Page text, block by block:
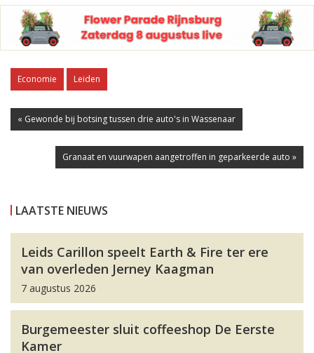
Economie Leiden
« Gewonde bij botsing tussen drie auto's in Wassenaar
Granaat en vuurwapen aangetroffen in geparkeerde auto »
LAATSTE NIEUWS
Leids Carillon speelt Earth & Fire ter ere
van overleden Jerney Kaagman
7 augustus 2026
Burgemeester sluit coffeeshop De Eerste
Kamer